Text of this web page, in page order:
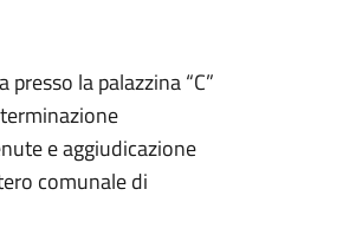
la palazzina “C”
e aggiudicazione
comunale di